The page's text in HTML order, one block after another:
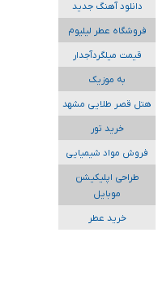
دانلود آهنگ جدید
فروشگاه عطر لیلیوم
قیمت میلگردآجدار
به موزیک
هتل قصر طلایی مشهد
خرید تور
فروش مواد شیمیایی
طراحی اپلیکیشن
موبایل
خرید عطر